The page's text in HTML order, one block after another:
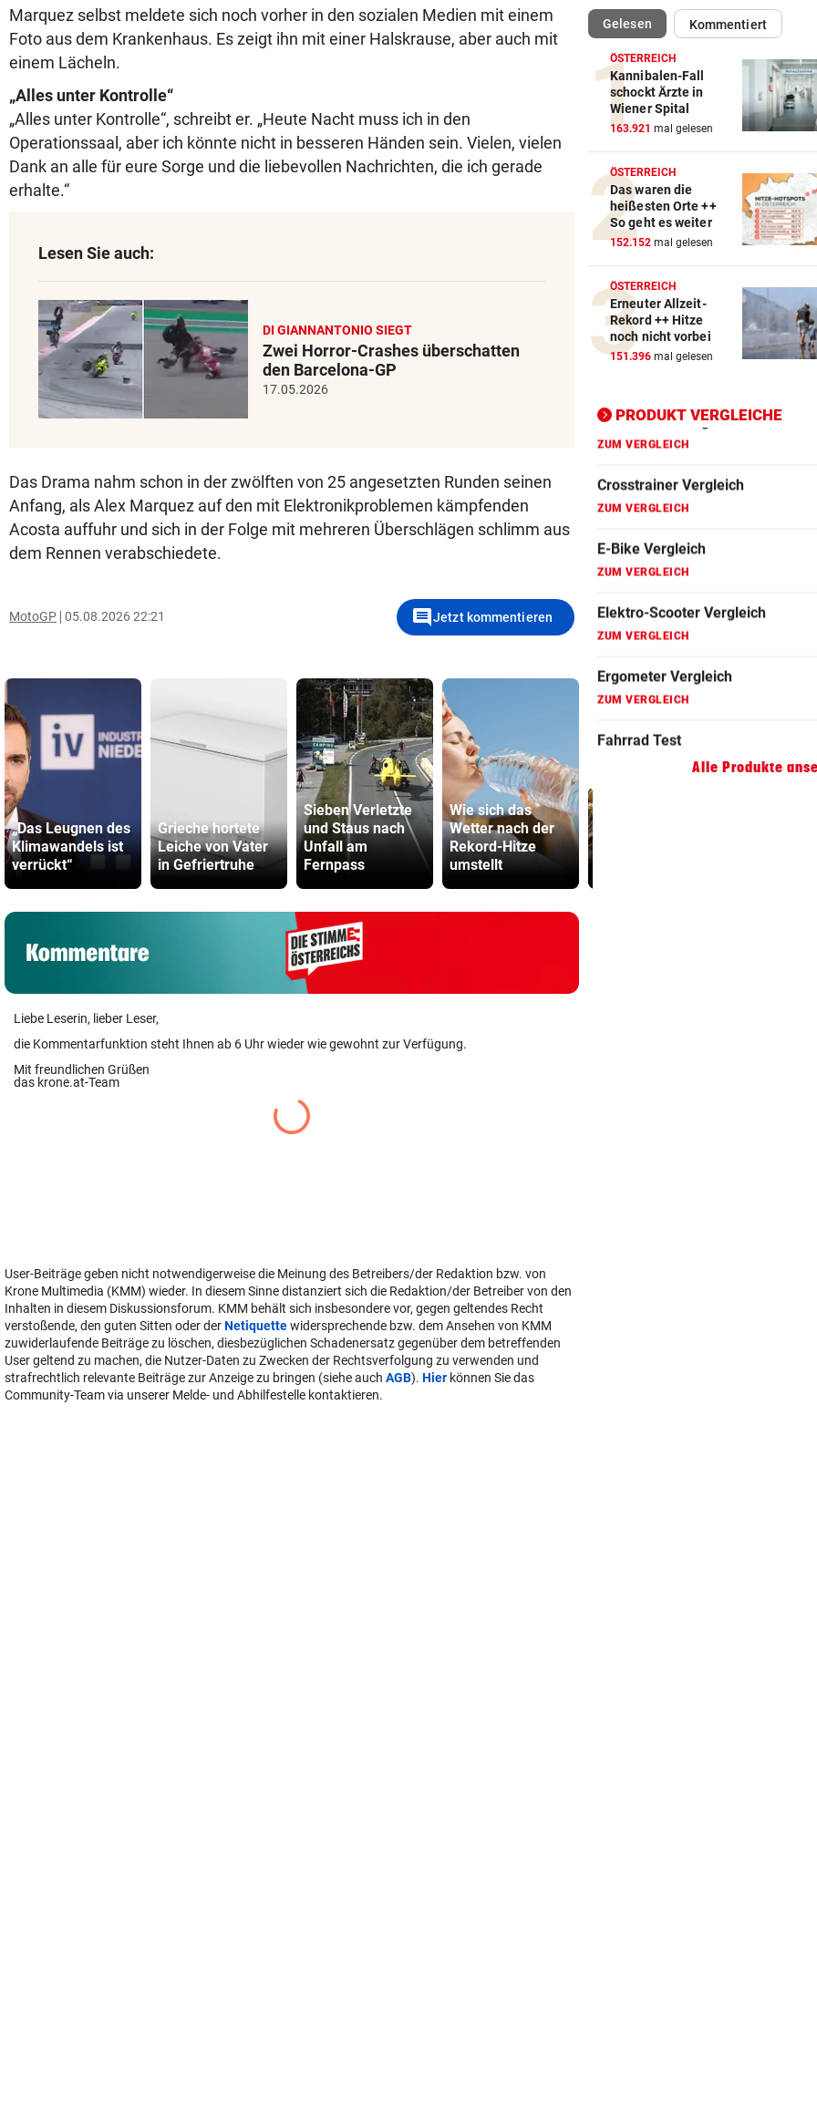
Marquez selbst meldete sich noch vorher in den sozialen Medien mit einem
Foto aus dem Krankenhaus. Es zeigt ihn mit einer Halskrause, aber auch mit
einem Lächeln.
„Alles unter Kontrolle“
„Alles unter Kontrolle“, schreibt er. „Heute Nacht muss ich in den
Operationssaal, aber ich könnte nicht in besseren Händen sein. Vielen, vielen
Dank an alle für eure Sorge und die liebevollen Nachrichten, die ich gerade
erhalte.“
Lesen Sie auch:
DI GIANNANTONIO SIEGT
Zwei Horror-Crashes überschatten
den Barcelona-GP
17.05.2026
Das Drama nahm schon in der zwölften von 25 angesetzten Runden seinen
Anfang, als Alex Marquez auf den mit Elektronikproblemen kämpfenden
Acosta auffuhr und sich in der Folge mit mehreren Überschlägen schlimm aus
dem Rennen verabschiedete.
MotoGP 05.08.2026 22:21 commentJetzt kommentieren
„Das Leugnen des
Klimawandels ist
verrückt“
Grieche hortete
Leiche von Vater
in Gefriertruhe
Sieben Verletzte
und Staus nach
Unfall am
Fernpass
Wie sich das
Wetter nach der
Rekord-Hitze
umstellt
Liebe Leserin, lieber Leser,
die Kommentarfunktion steht Ihnen ab 6 Uhr wieder wie gewohnt zur Verfügung.
Mit freundlichen Grüßen
das krone.at-Team
User-Beiträge geben nicht notwendigerweise die Meinung des Betreibers/der Redaktion bzw. von
Krone Multimedia (KMM) wieder. In diesem Sinne distanziert sich die Redaktion/der Betreiber von den
Inhalten in diesem Diskussionsforum. KMM behält sich insbesondere vor, gegen geltendes Recht
verstoßende, den guten Sitten oder derNetiquettewidersprechende bzw. dem Ansehen von KMM
zuwiderlaufende Beiträge zu löschen, diesbezüglichen Schadenersatz gegenüber dem betreffenden
User geltend zu machen, die Nutzer-Daten zu Zwecken der Rechtsverfolgung zu verwenden und
strafrechtlich relevante Beiträge zur Anzeige zu bringen (siehe auch AGB). Hier können Sie das
Community-Team via unserer Melde- und Abhilfestelle kontaktieren.
Gelesen(ausgewählt)Kommentiert
ÖSTERREICH
Kannibalen-Fall
schockt Ärzte in
Wiener Spital
163.921 mal gelesen
ÖSTERREICH
Das waren die
heißesten Orte ++
So geht es weiter
152.152 mal gelesen
ÖSTERREICH
Erneuter Allzeit-
Rekord ++ Hitze
noch nicht vorbei
151.396 mal gelesen
PRODUKT VERGLEICHE
Action-Cam Vergleich
ZUM VERGLEICH
Crosstrainer Vergleich
ZUM VERGLEICH
ZUM VERGLEICH
Elektro-Scooter Vergleich
ZUM VERGLEICH
ZUM VERGLEICH
Fahrrad Test
Fahrradanhänger Vergleich
Faszienrolle Vergleich
Hoverboard Vergleich
Kinderfahrrad Vergleich
Alle Produkte